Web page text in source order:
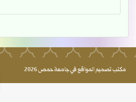
مكتب تصميم المواقع في جامعة حمص 2026